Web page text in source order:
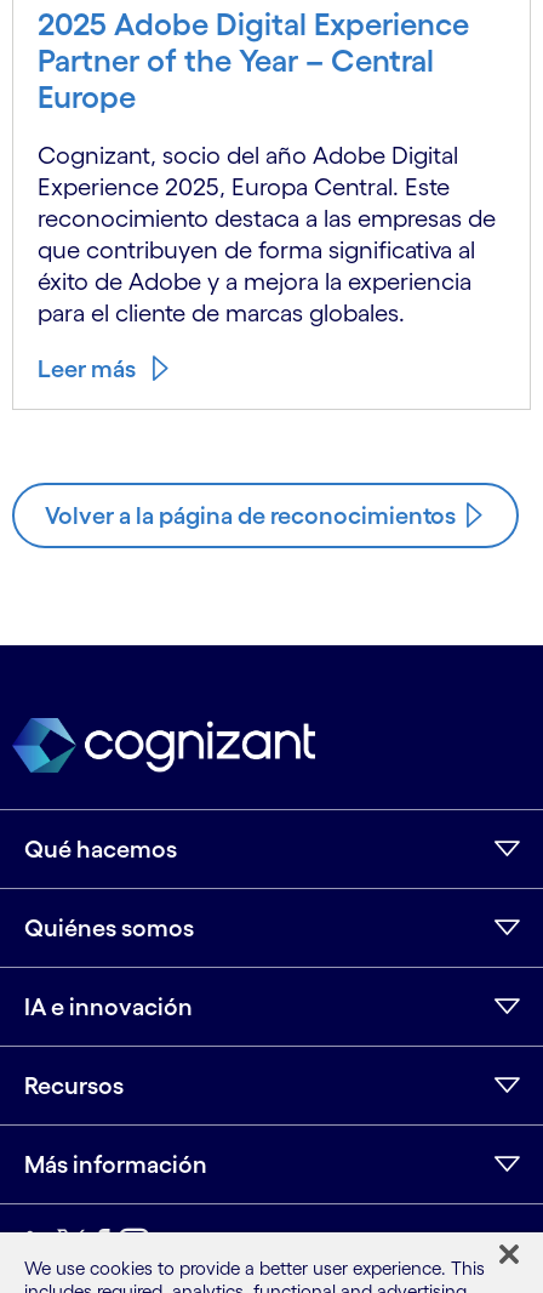
2025 Adobe Digital Experience
Partner of the Year – Central
Europe
Cognizant, socio del año Adobe Digital
Experience 2025, Europa Central. Este
reconocimiento destaca a las empresas de
que contribuyen de forma significativa al
éxito de Adobe y a mejora la experiencia
para el cliente de marcas globales.
Leer más
Volver a la página de reconocimientos
Qué hacemos
Quiénes somos
IA e innovación
Recursos
Más información
LinkedIn
Twitter
Facebook
Instagram
Youtube
We use cookies to provide a better user experience. This